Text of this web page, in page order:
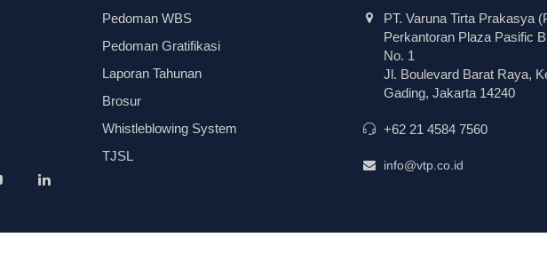
Pedoman WBS
Pedoman Gratifikasi
Laporan Tahunan
Brosur
Whistleblowing System
TJSL
PT. Varuna Tirta Prakasya
Perkantoran Plaza Pasific
No. 1
Jl. Boulevard Barat Raya,
Gading, Jakarta 14240
+62 21 4584 7560
info@vtp.co.id